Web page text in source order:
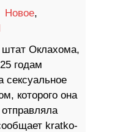
Новое,
Оклахома,
годам
которого она
kratko-